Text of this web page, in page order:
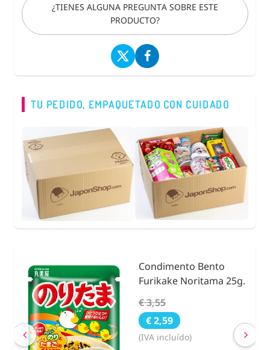
¿TIENES ALGUNA PREGUNTA SOBRE ESTE
PRODUCTO?
TU PEDIDO, EMPAQUETADO CON CUIDADO
Condimento Bento
Furikake Noritama 25g.
€ 3,55
€ 2,59
(IVA incluído)